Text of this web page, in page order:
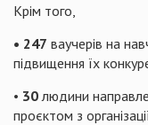
Крім того,
• 247 ваучерів на
підвищення їх
• 30людини
проєктом з